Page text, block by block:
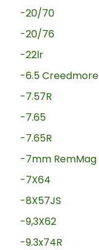
-20/70
-20/76
-22lr
-6.5 Creedmore
-7.57R
-7.65
-7.65R
-7mm RemMag
-7X64
-8X57JS
-9,3X62
-9.3x74R